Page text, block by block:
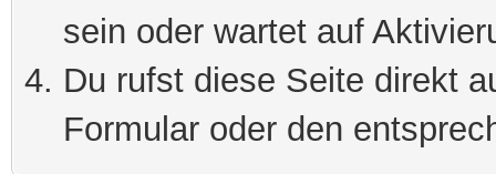
sein oder wartet auf
Du rufst diese Seite direkt
Formular oder den